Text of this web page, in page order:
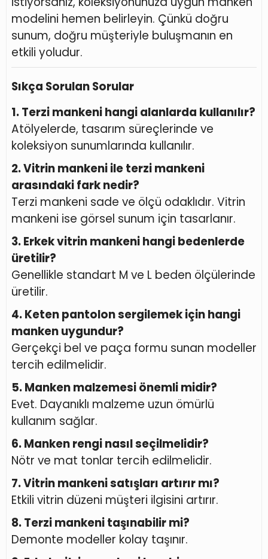
modelini hemen belirleyin. Çünkü doğru
sunum, doğru müşteriyle buluşmanın en
etkili yoludur.
Sıkça Sorulan Sorular
1. Terzi mankeni hangi alanlarda kullanılır?
Atölyelerde, tasarım süreçlerinde ve
koleksiyon sunumlarında kullanılır.
2. Vitrin mankeni ile terzi mankeni
arasındaki fark nedir?
Terzi mankeni sade ve ölçü odaklıdır. Vitrin
mankeni ise görsel sunum için tasarlanır.
3. Erkek vitrin mankeni hangi bedenlerde
üretilir?
Genellikle standart M ve L beden ölçülerinde
üretilir.
4. Keten pantolon sergilemek için hangi
manken uygundur?
Gerçekçi bel ve paça formu sunan modeller
tercih edilmelidir.
5. Manken malzemesi önemli midir?
Evet. Dayanıklı malzeme uzun ömürlü
kullanım sağlar.
6. Manken rengi nasıl seçilmelidir?
Nötr ve mat tonlar tercih edilmelidir.
7. Vitrin mankeni satışları artırır mı?
Etkili vitrin düzeni müşteri ilgisini artırır.
8. Terzi mankeni taşınabilir mi?
Demonte modeller kolay taşınır.